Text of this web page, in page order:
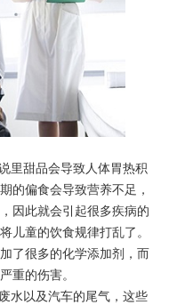
里甜品会导致人体胃热积
的偏食会导致营养不足，
因此就会引起很多疾病的
儿童的饮食规律打乱了。
了很多的化学添加剂，而
重的伤害。
水以及汽车的尾气，这些